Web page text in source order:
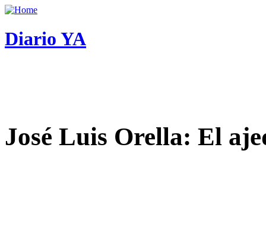
Diario YA
José Luis Orella: El